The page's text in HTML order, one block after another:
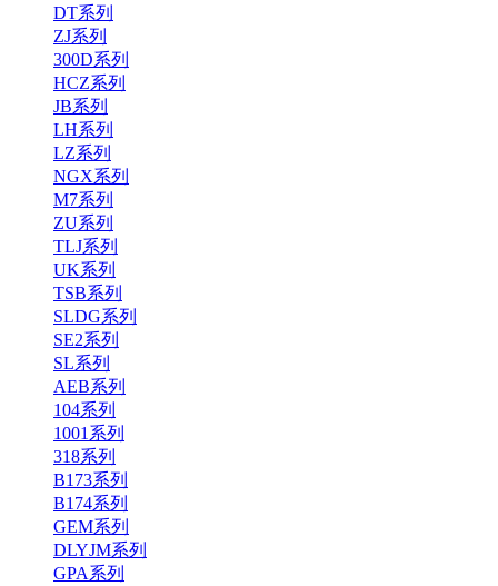
DT系列
ZJ系列
300D系列
HCZ系列
JB系列
LH系列
LZ系列
NGX系列
M7系列
ZU系列
TLJ系列
UK系列
TSB系列
SLDG系列
SE2系列
SL系列
AEB系列
104系列
1001系列
318系列
B173系列
B174系列
GEM系列
DLYJM系列
GPA系列